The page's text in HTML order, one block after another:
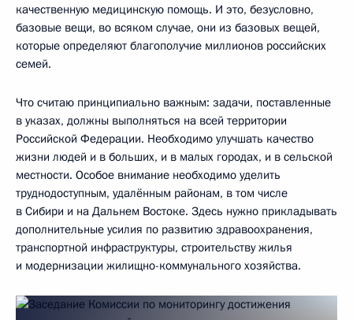
качественную медицинскую помощь. И это, безусловно,
базовые вещи, во всяком случае, они из базовых вещей,
которые определяют благополучие миллионов российских
семей.
Что считаю принципиально важным: задачи, поставленные
в указах, должны выполняться на всей территории
Российской Федерации. Необходимо улучшать качество
жизни людей и в больших, и в малых городах, и в сельской
местности. Особое внимание необходимо уделить
труднодоступным, удалённым районам, в том числе
в Сибири и на Дальнем Востоке. Здесь нужно прикладывать
дополнительные усилия по развитию здравоохранения,
транспортной инфраструктуры, строительству жилья
и модернизации жилищно-коммунального хозяйства.